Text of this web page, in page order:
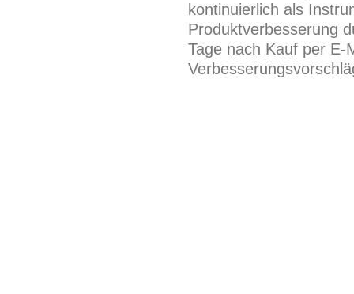
kontinuierlich als
Produktverbesserung
Tage nach Kauf per E-